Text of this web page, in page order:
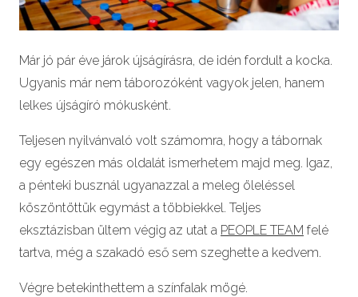
Már jó pár éve járok újságírásra, de idén fordult a kocka.
Ugyanis már nem táborozóként vagyok jelen, hanem
lelkes újságíró mókusként.
Teljesen nyilvánvaló volt számomra, hogy a tábornak
egy egészen más oldalát ismerhetem majd meg. Igaz,
a pénteki busznál ugyanazzal a meleg öleléssel
köszöntöttük egymást a többiekkel. Teljes
eksztázisban ültem végig az utat a PEOPLE TEAM felé
tartva, még a szakadó eső sem szeghette a kedvem.
Végre betekinthettem a színfalak mögé.